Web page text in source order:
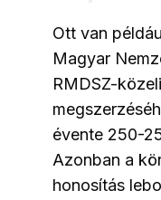
Ott van
Magyar
RMDSZ-
évente 250-
Azonban a
honosítás